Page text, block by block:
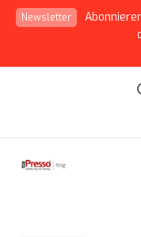
Newsletter